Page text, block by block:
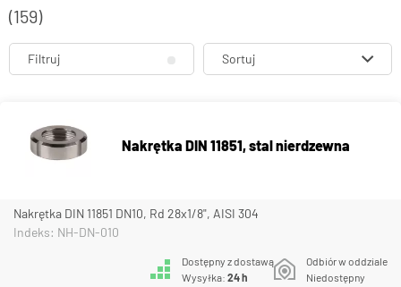
(159)
Filtruj Sortuj
Nakrętka DIN 11851, stal nierdzewna
Nakrętka DIN 11851 DN10, Rd 28x1/8", AISI 304
Indeks: NH-DN-010
Dostępny z dostawą
Wysyłka: 24 h
Odbiór w oddziale
Niedostępny